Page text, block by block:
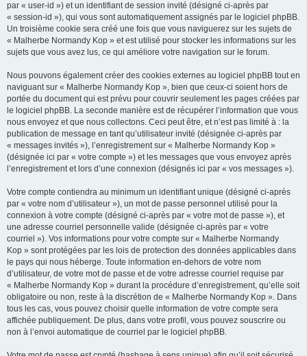
par « user-id ») et un identifiant de session invité (désigné ci-après par
« session-id »), qui vous sont automatiquement assignés par le logiciel phpBB.
Un troisième cookie sera créé une fois que vous naviguerez sur les sujets de
« Malherbe Normandy Kop » et est utilisé pour stocker les informations sur les
sujets que vous avez lus, ce qui améliore votre navigation sur le forum.
Nous pouvons également créer des cookies externes au logiciel phpBB tout en
naviguant sur « Malherbe Normandy Kop », bien que ceux-ci soient hors de
portée du document qui est prévu pour couvrir seulement les pages créées par
le logiciel phpBB. La seconde manière est de récupérer l’information que vous
nous envoyez et que nous collectons. Ceci peut être, et n’est pas limité à : la
publication de message en tant qu’utilisateur invité (désignée ci-après par
« messages invités »), l’enregistrement sur « Malherbe Normandy Kop »
(désignée ici par « votre compte ») et les messages que vous envoyez après
l’enregistrement et lors d’une connexion (désignés ici par « vos messages »).
Votre compte contiendra au minimum un identifiant unique (désigné ci-après
par « votre nom d’utilisateur »), un mot de passe personnel utilisé pour la
connexion à votre compte (désigné ci-après par « votre mot de passe »), et
une adresse courriel personnelle valide (désignée ci-après par « votre
courriel »). Vos informations pour votre compte sur « Malherbe Normandy
Kop » sont protégées par les lois de protection des données applicables dans
le pays qui nous héberge. Toute information en-dehors de votre nom
d’utilisateur, de votre mot de passe et de votre adresse courriel requise par
« Malherbe Normandy Kop » durant la procédure d’enregistrement, qu’elle soit
obligatoire ou non, reste à la discrétion de « Malherbe Normandy Kop ». Dans
tous les cas, vous pouvez choisir quelle information de votre compte sera
affichée publiquement. De plus, dans votre profil, vous pouvez souscrire ou
non à l’envoi automatique de courriel par le logiciel phpBB.